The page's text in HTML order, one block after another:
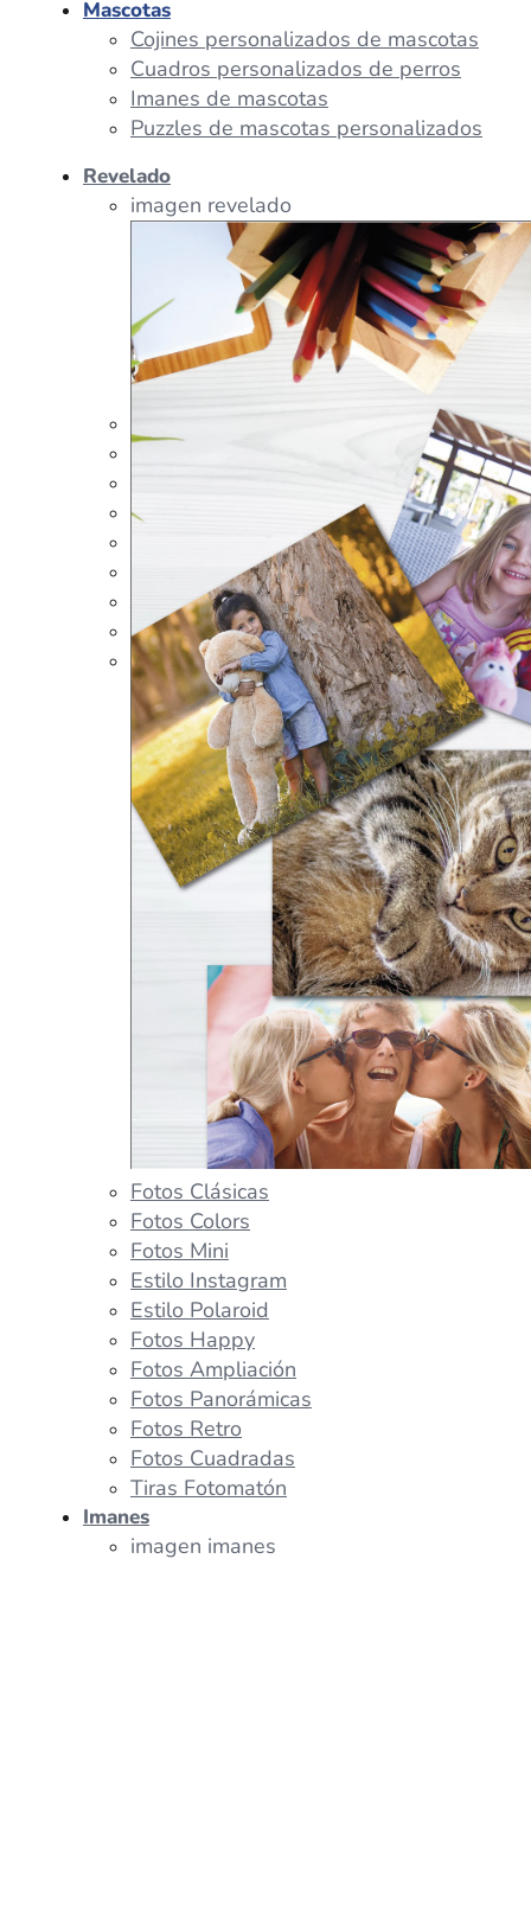
Tazas Personalizadas
Peluches Personalizados
Portalápices Personalizados
Puzles Personalizados
Juegos de Mesa
Alfombrillas Personalizadas
Lámparas LED
Mascotas
Cojines personalizados de mascotas
Cuadros personalizados de perros
Imanes de mascotas
Puzzles de mascotas personalizados
Revelado
imagen revelado
Fotos Clásicas
Fotos Colors
Fotos Mini
Estilo Instagram
Estilo Polaroid
Fotos Happy
Fotos Ampliación
Fotos Panorámicas
Fotos Retro
Fotos Cuadradas
Tiras Fotomatón
Imanes
imagen imanes